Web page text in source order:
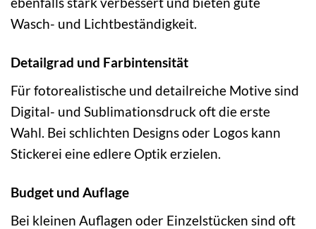
Wasch- und Lichtbeständigkeit.
Detailgrad und Farbintensität
Für fotorealistische und detailreiche Motive sind
Digital- und Sublimationsdruck oft die erste
Wahl. Bei schlichten Designs oder Logos kann
Stickerei eine edlere Optik erzielen.
Budget und Auflage
Bei kleinen Auflagen oder Einzelstücken sind oft